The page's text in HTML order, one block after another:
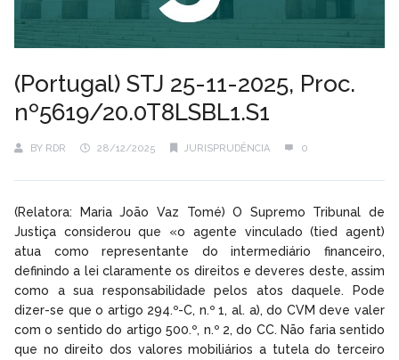
(Portugal) STJ 25-11-2025, Proc.
nº5619/20.0T8LSBL1.S1
BY RDR 28/12/2025 JURISPRUDÊNCIA 0
(Relatora: Maria João Vaz Tomé) O Supremo Tribunal de
Justiça considerou que «o agente vinculado (tied agent)
atua como representante do intermediário financeiro,
definindo a lei claramente os direitos e deveres deste, assim
como a sua responsabilidade pelos atos daquele. Pode
dizer-se que o artigo 294.º-C, n.º 1, al. a), do CVM deve valer
com o sentido do artigo 500.º, n.º 2, do CC. Não faria sentido
que no direito dos valores mobiliários a tutela do terceiro